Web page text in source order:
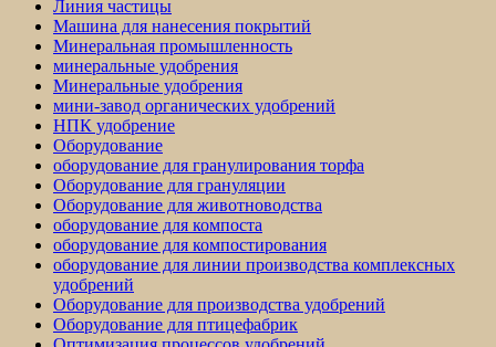
Линия частицы
Машина для нанесения покрытий
Минеральная промышленность
минеральные удобрения
Минеральные удобрения
мини-завод органических удобрений
НПК удобрение
Оборудование
оборудование для гранулирования торфа
Оборудование для грануляции
Оборудование для животноводства
оборудование для компоста
оборудование для компостирования
оборудование для линии производства комплексных
удобрений
Оборудование для производства удобрений
Оборудование для птицефабрик